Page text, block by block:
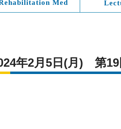
Med
年2月5日(月)　第